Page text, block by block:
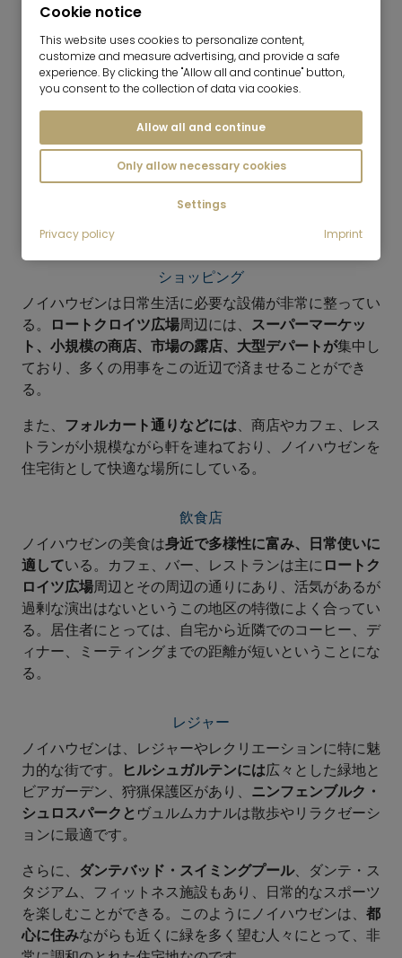
10
Nymphenburg
ショッピング
ノイハウゼンは日常生活に必要な設備が非常に整ってい
る。
ロートクロイツ広場周辺には、 スーパーマーケッ
ト、小規模の商店、市場の露店、大型デパートが集中し
ており、多くの用事をこの近辺で済ませることができ
る。
また、 フォルカート通りなどには、商店やカフェ、レス
トランが小規模ながら軒を連ねており、ノイハウゼンを
住宅街として快適な場所にしている。
飲食店
ノイハウゼンの美食は身近で多様性に富み、日常使いに
適している。カフェ、バー、レストランは主にロートク
ロイツ広場周辺とその周辺の通りにあり、活気があるが
過剰な演出はないというこの地区の特徴によく合ってい
る。居住者にとっては、自宅から近隣でのコーヒー、デ
ィナー、ミーティングまでの距離が短いということにな
る。
レジャー
ノイハウゼンは、レジャーやレクリエーションに特に魅
力的な街です。
ヒルシュガルテンには広々とした緑地と
ビアガーデン、狩猟保護区があり、 ニンフェンブルク・
シュロスパークと ヴュルムカナルは散歩やリラクゼーシ
ョンに最適です。
さらに、 ダンテバッド・スイミングプール、ダンテ・ス
タジアム、フィットネス施設もあり、日常的なスポーツ
を楽しむことができる。このようにノイハウゼンは、 都
心に住みながらも近くに緑を多く望む人々にとって、非
Cookie notice
This website uses cookies to personalize content,
customize and measure advertising, and provide a safe
experience. By clicking the "Allow all and continue" button,
you consent to the collection of data via cookies.
Allow all and continue
Only allow necessary cookies
Settings
Privacy policy
Imprint